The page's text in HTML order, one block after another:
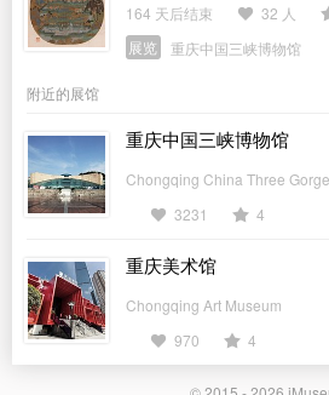
164 天后结束 32 人
展览
重庆中国三峡博物馆
附近的展馆
重庆中国三峡博物馆
Chongqing China Three
3231
4
重庆美术馆
Chongqing Art Museum
970
4